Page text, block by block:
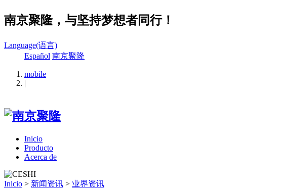
南京聚隆，与坚持梦想者同行！
Language(语言)
Español 南京聚隆
mobile
|
Inicio
Producto
Acerca de
Inicio > 新闻资讯 > 业界资讯